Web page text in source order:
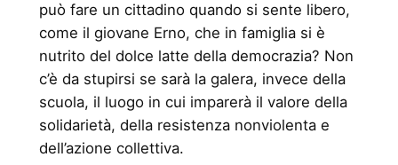
può fare un cittadino quando si sente libero,
come il giovane Erno, che in famiglia si è
nutrito del dolce latte della democrazia? Non
c’è da stupirsi se sarà la galera, invece della
scuola, il luogo in cui imparerà il valore della
solidarietà, della resistenza nonviolenta e
dell’azione collettiva.